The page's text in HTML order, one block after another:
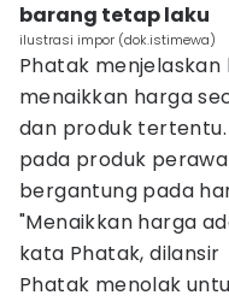
barang tetap laku
ilustrasi impor (dok.istimewa)
Phatak
menaikkan harga
dan produk tertentu.
pada produk
bergantung pada
"Menaikkan harga
kata Phatak, dilansir
Phatak menolak